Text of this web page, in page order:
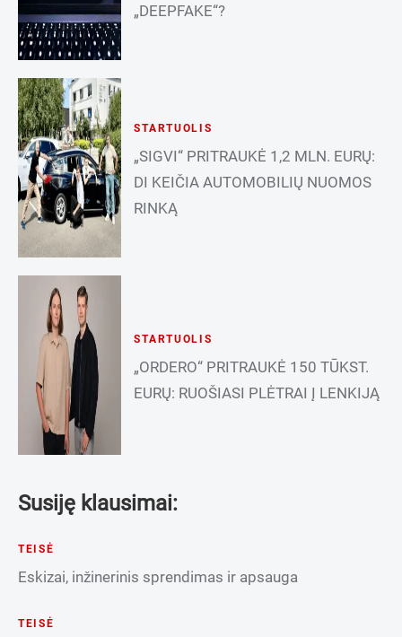
„DEEPFAKE“?
STARTUOLIS
„SIGVI“ PRITRAUKĖ 1,2 MLN. EURŲ:
DI KEIČIA AUTOMOBILIŲ NUOMOS
RINKĄ
STARTUOLIS
„ORDERO“ PRITRAUKĖ 150 TŪKST.
EURŲ: RUOŠIASI PLĖTRAI Į LENKIJĄ
Susiję klausimai:
TEISĖ
Eskizai, inžinerinis sprendimas ir apsauga
TEISĖ